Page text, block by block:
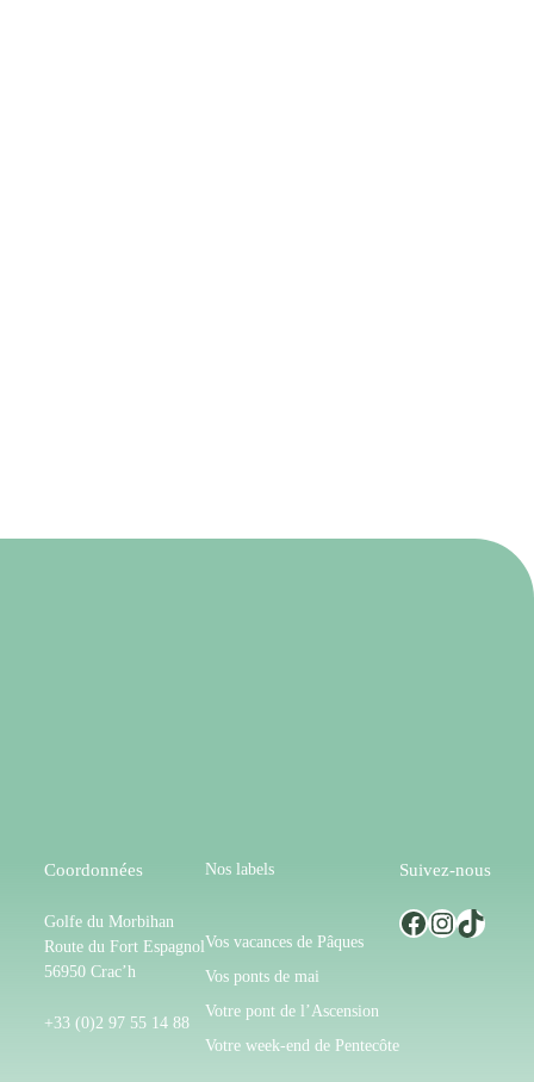
Coordonnées
Golfe du Morbihan
Route du Fort Espagnol
56950 Crac’h
+33 (0)2 97 55 14 88
Nos labels
Vos vacances de Pâques
Vos ponts de mai
Votre pont de l’Ascension
Votre week-end de Pentecôte
Suivez-nous
Facebook InstagramTikTok